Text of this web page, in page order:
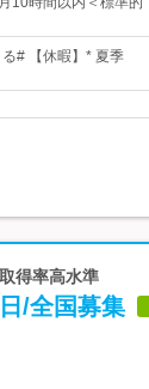
# 【休暇】* 夏季
得率高水準
/全国募集